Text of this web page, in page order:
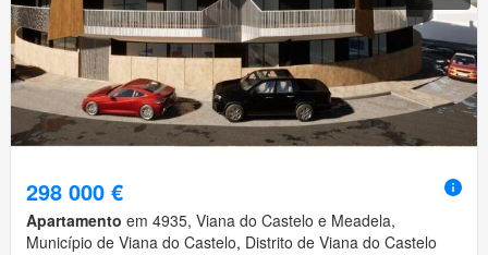
298 000 €
Apartamento em 4935, Viana do Castelo e Meadela,
Município de Viana do Castelo, Distrito de Viana do Castelo